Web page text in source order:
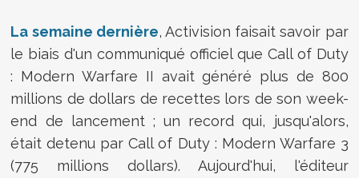
La semaine dernière, Activision faisait savoir par
le biais d'un communiqué officiel que Call of Duty
: Modern Warfare II avait généré plus de 800
millions de dollars de recettes lors de son week-
end de lancement ; un record qui, jusqu'alors,
était detenu par Call of Duty : Modern Warfare 3
(775 millions dollars). Aujourd'hui, l'éditeur